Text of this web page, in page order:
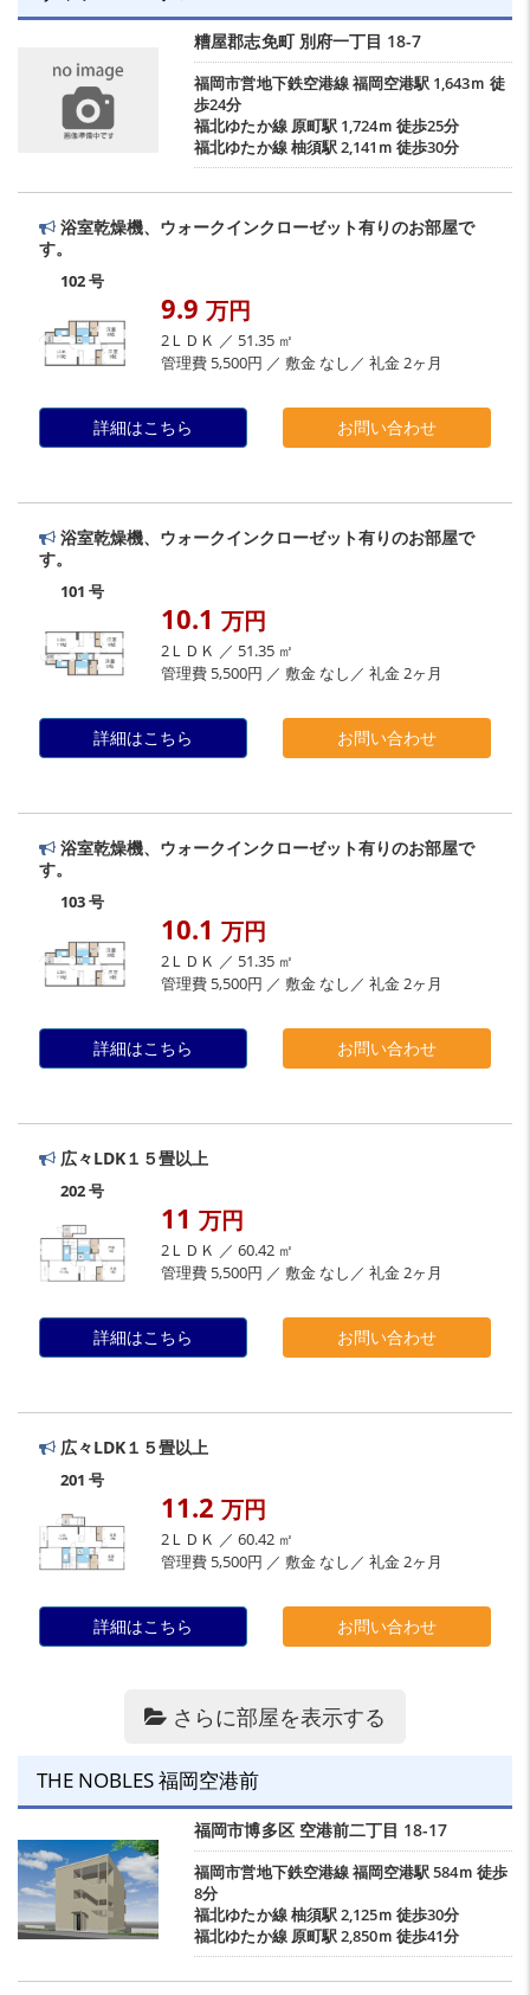
糟屋郡志免町 別府一丁目 18-7
福岡市営地下鉄空港線福岡空港駅 1,643ｍ 徒
歩24分
福北ゆたか線 原町駅1,724ｍ 徒歩25分
福北ゆたか線柚須駅2,141ｍ 徒歩30分
浴室乾燥機、ウォークインクローゼット有りのお部屋で
す。
102 号
9.9 万円
2ＬＤＫ ／ 51.35 ㎡
管理費 5,500円 ／ 敷金 なし／ 礼金 2ヶ月
詳細はこちら お問い合わせ
浴室乾燥機、ウォークインクローゼット有りのお部屋で
す。
101 号
10.1 万円
2ＬＤＫ ／ 51.35 ㎡
管理費 5,500円 ／ 敷金 なし／ 礼金 2ヶ月
詳細はこちら お問い合わせ
浴室乾燥機、ウォークインクローゼット有りのお部屋で
す。
103 号
10.1 万円
2ＬＤＫ ／ 51.35 ㎡
管理費 5,500円 ／ 敷金 なし／ 礼金 2ヶ月
詳細はこちら お問い合わせ
広々LDK１５畳以上
202 号
11 万円
2ＬＤＫ ／ 60.42 ㎡
管理費 5,500円 ／ 敷金 なし／ 礼金 2ヶ月
詳細はこちら お問い合わせ
広々LDK１５畳以上
201 号
11.2 万円
2ＬＤＫ ／ 60.42 ㎡
管理費 5,500円 ／ 敷金 なし／ 礼金 2ヶ月
詳細はこちら お問い合わせ
さらに部屋を表示する
THE NOBLES 福岡空港前
福岡市博多区 空港前二丁目 18-17
福岡市営地下鉄空港線福岡空港駅584ｍ 徒歩
8分
福北ゆたか線柚須駅2,125ｍ 徒歩30分
福北ゆたか線 原町駅2,850ｍ 徒歩41分